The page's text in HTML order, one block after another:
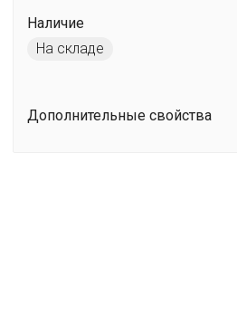
Наличие
На складе
Дополнительные свойства